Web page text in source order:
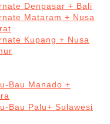
Denpasar + Bali
Mataram + Nusa
Kupang + Nusa
Bau Manado +
Bau Palu+ Sulawesi